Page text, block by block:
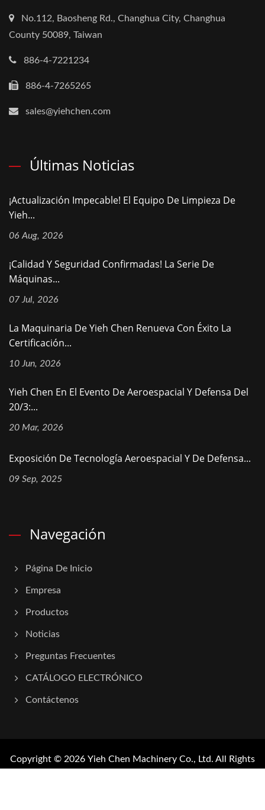
No.112, Baosheng Rd., Changhua City, Changhua
County 50089, Taiwan
886-4-7221234
886-4-7265265
sales@yiehchen.com
Últimas Noticias
¡Actualización Impecable! El Equipo De Limpieza De
Yieh...
06 Aug, 2026
¡Calidad Y Seguridad Confirmadas! La Serie De
Máquinas...
07 Jul, 2026
La Maquinaria De Yieh Chen Renueva Con Éxito La
Certificación...
10 Jun, 2026
Yieh Chen En El Evento De Aeroespacial Y Defensa Del
20/3:...
20 Mar, 2026
Exposición De Tecnología Aeroespacial Y De Defensa...
09 Sep, 2025
Navegación
Página De Inicio
Empresa
Productos
Noticias
Preguntas Frecuentes
CATÁLOGO ELECTRÓNICO
Contáctenos
Copyright © 2026 Yieh Chen Machinery Co., Ltd. All Rights